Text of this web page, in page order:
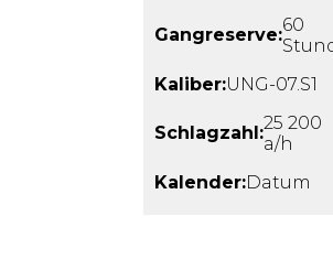
Gangreserve:60
Kaliber:UNG-07.S1
Schlagzahl:25 200
a/h
Kalender:Datum